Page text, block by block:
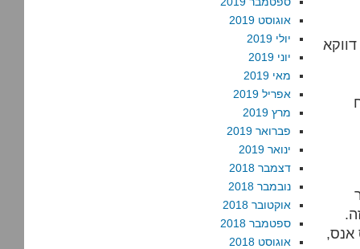
אנס,
אוגוסט 2019
יולי 2019
יוני 2019
מאי 2019
אפריל 2019
מרץ 2019
פברואר 2019
ינואר 2019
דצמבר 2018
נובמבר 2018
אוקטובר 2018
ספטמבר 2018
אוגוסט 2018